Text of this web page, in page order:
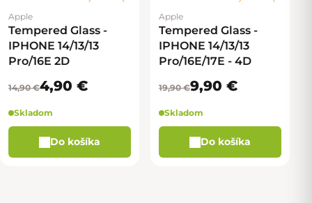
Apple
Tempered Glass -
IPHONE 14/13/13
Pro/16E 2D
14,90 €4,90 €
Skladom
Do košíka
Apple
Tempered Glass -
IPHONE 14/13/13
Pro/16E/17E - 4D
19,90 €9,90 €
Skladom
Do košíka